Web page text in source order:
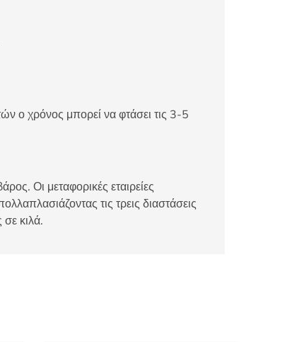
ο χρόνος μπορεί να φτάσει τις 3-5
Οι μεταφορικές εταιρείες
τις τρεις διαστάσεις
κιλά.